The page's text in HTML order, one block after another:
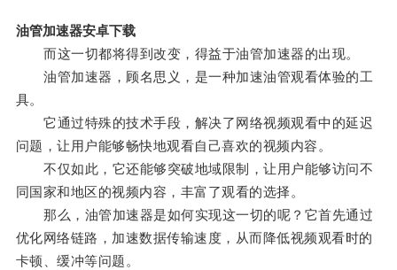
油管加速器安卓下载
而这一切都将得到改变，得益于油管加速器的出现。
油管加速器，顾名思义，是一种加速油管观看体验的工
具。
它通过特殊的技术手段，解决了网络视频观看中的延迟
问题，让用户能够畅快地观看自己喜欢的视频内容。
不仅如此，它还能够突破地域限制，让用户能够访问不
同国家和地区的视频内容，丰富了观看的选择。
那么，油管加速器是如何实现这一切的呢？它首先通过
优化网络链路，加速数据传输速度，从而降低视频观看时的
卡顿、缓冲等问题。